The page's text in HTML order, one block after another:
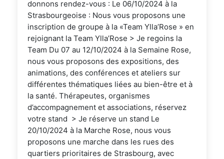
donnons rendez-vous : Le 06/10/2024 à la
Strasbourgeoise : Nous vous proposons une
inscription de groupe à la «Team Ylla’Rose » en
rejoignant la Team Ylla’Rose > Je regoins la
Team Du 07 au 12/10/2024 à la Semaine Rose,
nous vous proposons des expositions, des
animations, des conférences et ateliers sur
différentes thématiques liées au bien-être et à
la santé. Thérapeutes, organismes
d’accompagnement et associations, réservez
votre stand > Je réserve un stand Le
20/10/2024 à la Marche Rose, nous vous
proposons une marche dans les rues des
quartiers prioritaires de Strasbourg, avec